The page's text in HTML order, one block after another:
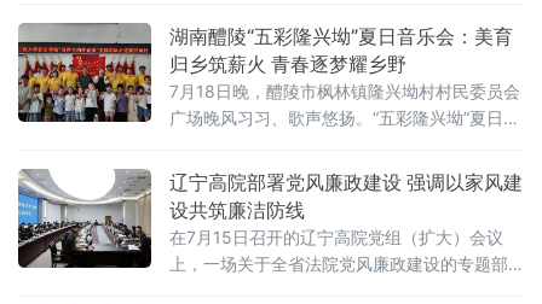
首相斯塔默于当天早些时候辞去首相职务。伯
纳姆就任后数小时内即完成新一届内阁组建，
多项人事任命出人意料，被视为其开启政治新
时代的明确信号。前国防大臣“爆冷”执掌财政根
据首相办公室发布的人事通报，最受瞩目的财
上
湖南醴陵“五彩隆兴坳”夏日音乐会：美育
归乡筑薪火 青春逐梦耀乡野
7月18日晚，醴陵市枫林镇隆兴坳村村民委员会
广场晚风习习、歌声悠扬。“五彩隆兴坳”夏日音
益实践团暑期“三下乡”社会实践的成果集中展
演，也是本土青年学成归乡、以美育人、薪火
相传的一次深情回馈，更是株洲市文联、湖南
工商大学落实省文联"村歌嘹亮"主题活动以及省
市艺教融合工作的一项重要举措。株洲市文联
辽宁高院部署党风廉政建设 强调以家风建
设共筑廉洁防线
在7月15日召开的辽宁高院党组（扩大）会议
上，一场关于全省法院党风廉政建设的专题部